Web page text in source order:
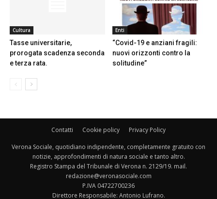
Cultura
Tasse universitarie,
prorogata scadenza seconda
e terza rata.
Enti
“Covid-19 e anziani fragili:
nuovi orizzonti contro la
solitudine”
Contatti Cookie policy Privacy Policy
Verona Sociale, quotidiano indipendente, completamente gratuito con
notizie, approfondimenti di natura sociale e tanto altro.
Registro Stampa del Tribunale di Verona n. 2129/19. mail.
redazione@veronasociale.com
P.IVA 04722700236
Direttore Responsabile: Antonio Lufrano.